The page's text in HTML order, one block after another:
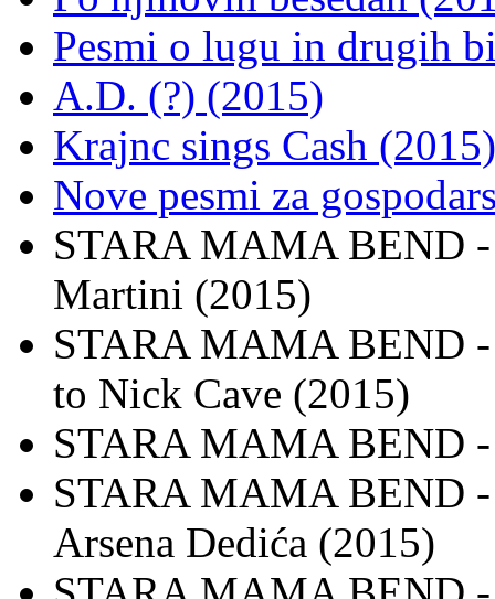
Pesmi o lugu in drugih
A.D. (?) (2015)
Krajnc sings Cash (2015)
Nove pesmi za
STARA MAMA BEND
Martini (2015)
STARA MAMA BEND
to Nick Cave (2015)
STARA MAMA BEND
STARA MAMA BEND -
Arsena Dedića (2015)